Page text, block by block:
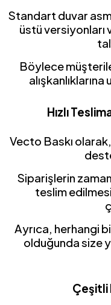
Standart duvar
üstü
Böylece
Hızlı
Vecto Baskı
Siparişlerin
teslim
Ayrıca, herhangi
olduğunda size
Çeşitli